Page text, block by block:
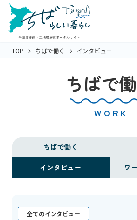
TOP ちばで働く インタビュー
ちばで
WORK
ちばで働く
インタビュー
ワ
全てのインタビュー